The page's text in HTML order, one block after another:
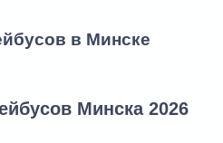
в Минске
Минска 2026